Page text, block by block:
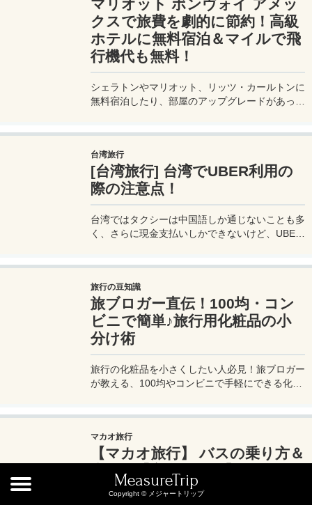
スと実用性を兼ね備えたビジネスカードで、あな
たのビジネスをワンランクアップさせませんか？
マリオット ボンヴォイ アメッ
クスで旅費を劇的に節約！高級
ホテルに無料宿泊＆マイルで飛
行機代も無料！
シェラトンやマリオット、リッツ・カールトンに
無料宿泊したり、部屋のアップグレードがあった
カード 」の魅力とメリット、デメリットを交え
詳しく紹介していきたい。
台湾旅行
[台湾旅行] 台湾でUBER利用の
際の注意点！
台湾ではタクシーは中国語しか通じないことも多
く、さらに現金支払いしかできないけど、UBER
舞われることもあるので注意が必要だ。
旅行の豆知識
旅ブロガー直伝！100均・コン
ビニで簡単♪旅行用化粧品の小
分け術
旅行の化粧品を小さくしたい人必見！旅ブロガー
が教える、100均やコンビニで手軽にできる化粧
マカオ旅行
【マカオ旅行】 バスの乗り方＆
支払い【完全ガイド】
MeasureTrip
Copyright © メジャートリップ